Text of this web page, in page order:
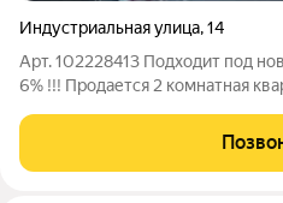
Индустриальная улица,14
Арт. 102228413 Подходит под
6% !!! Продается 2 комнатная
владельцем нового жилья в
предлагается с